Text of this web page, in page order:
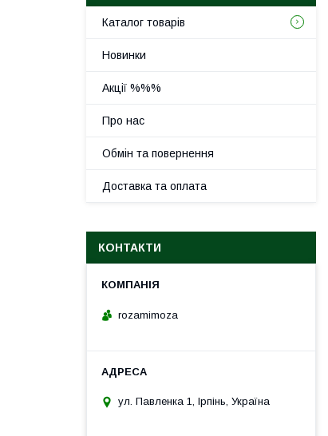
Каталог товарів
Новинки
Акції %%%
Про нас
Обмін та повернення
Доставка та оплата
КОНТАКТИ
rozamimoza
ул. Павленка 1, Ірпінь, Україна